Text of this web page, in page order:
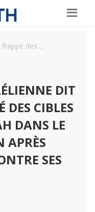
des ...
DIT
DES CIBLES
DANS LE
APRÈS
SES